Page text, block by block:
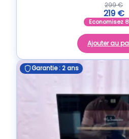
299€
219 €
Economisez
Ajouter au
Garantie : 2 ans